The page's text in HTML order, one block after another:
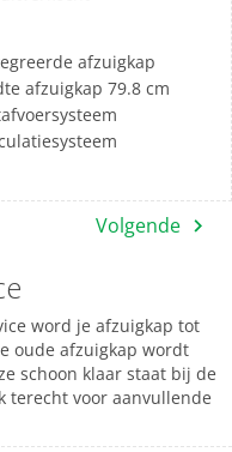
afzuigkap
afzuigkap 79.8 cm
Volgende
word je afzuigkap tot
oude afzuigkap wordt
schoon klaar staat bij de
terecht voor aanvullende